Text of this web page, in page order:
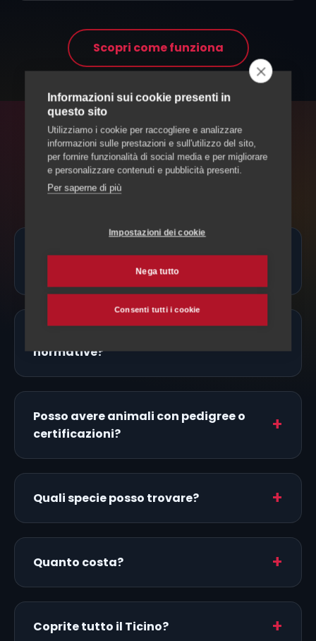
Scopri come funziona
FAQ
Domande sull'allevamento
Come trovo un allevatore affidabile in
normative?
Posso avere animali con pedigree o
certificazioni?
Quali specie posso trovare?
Quanto costa?
Coprite tutto il Ticino?
Informazioni sui cookie presenti in
questo sito
Utilizziamo i cookie per raccogliere e analizzare
informazioni sulle prestazioni e sull'utilizzo del sito,
per fornire funzionalità di social media e per migliorare
e personalizzare contenuti e pubblicità presenti.
Per saperne di più
Impostazioni dei cookie
Nega tutto
Consenti tutti i cookie